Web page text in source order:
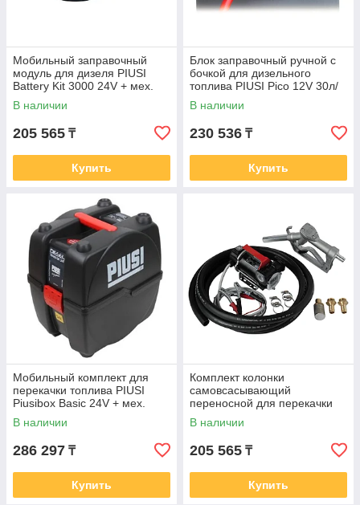
Мобильный заправочный
модуль для дизеля PIUSI
Battery Kit 3000 24V + мех.
пистолет 50л/мин F0022600C
В наличии
205 565 ₸
Купить
Блок заправочный ручной с
бочкой для дизельного
топлива PIUSI Pico 12V 30л/
мин F00202040
В наличии
230 536 ₸
Купить
Мобильный комплект для
перекачки топлива PIUSI
Piusibox Basic 24V + мех.
пистолет 45л/мин F0023200B
В наличии
286 297 ₸
Купить
Комплект колонки
самовсасывающий
переносной для перекачки
дизельного топлива PIUSI
Battery Kit 3000 12V
В наличии
205 565 ₸
Купить